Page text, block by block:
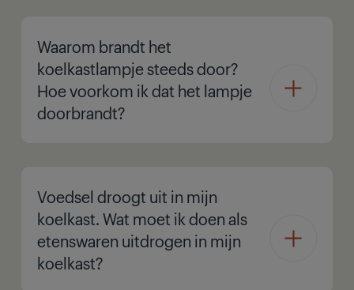
Waarom brandt het
koelkastlampje steeds door?
Hoe voorkom ik dat het lampje
doorbrandt?
Voedsel droogt uit in mijn
koelkast. Wat moet ik doen als
etenswaren uitdrogen in mijn
koelkast?